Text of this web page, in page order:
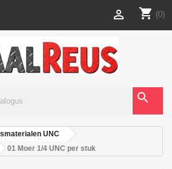
shopping_cart (0)

search
UNC
01 Moer 1/4 UNC per stuk